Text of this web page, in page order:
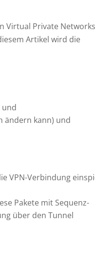
Virtual Private
Artikel wird die
und
ändern kann) und
VPN-Verbindung
Pakete mit Sequenz-
über den Tunnel